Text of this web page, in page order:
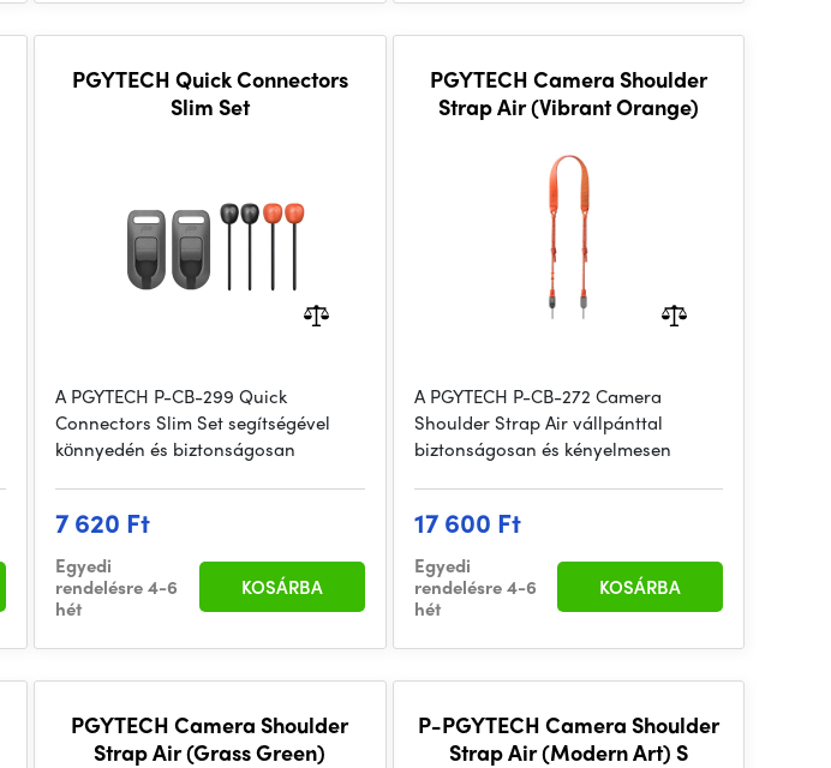
PGYTECH Quick Connectors
Slim Set
A PGYTECH P-CB-299 Quick
Connectors Slim Set segítségével
könnyedén és biztonságosan
7 620 Ft
Egyedi
rendelésre 4-6
hét
KOSÁRBA
PGYTECH Camera Shoulder
Strap Air (Vibrant Orange)
A PGYTECH P-CB-272 Camera
Shoulder Strap Air vállpánttal
biztonságosan és kényelmesen
17 600 Ft
Egyedi
rendelésre 4-6
hét
KOSÁRBA
PGYTECH Camera Shoulder
Strap Air (Grass Green)
P-PGYTECH Camera Shoulder
Strap Air (Modern Art) S